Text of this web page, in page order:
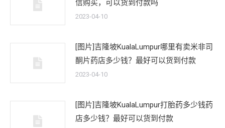
信购买，可以货到付款吗
2023-04-10
[图片]吉隆坡KualaLumpur哪里有卖米非司
酮片药店多少钱？最好可以货到付款
2023-04-10
[图片]吉隆坡KualaLumpur打胎药多少钱药
店多少钱？最好可以货到付款